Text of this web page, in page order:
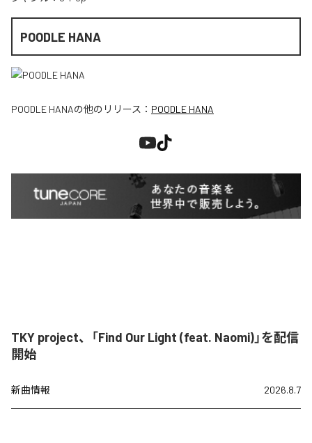
POODLE HANA
POODLE HANAの他のリリース： POODLE HANA
TKY project、「Find Our Light (feat. Naomi)」を配信
開始
新曲情報 2026.8.7